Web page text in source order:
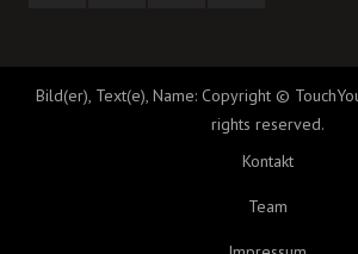
Bild(er), Text(e), Name: Copyright ©
rights reserved.
Kontakt
Team